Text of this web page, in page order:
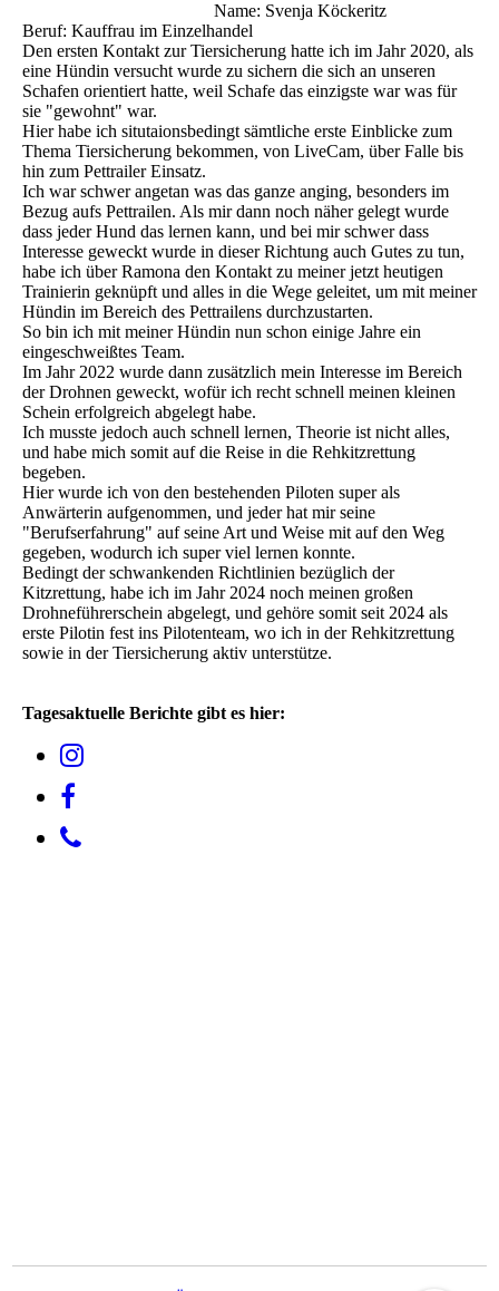
Name: Svenja Köckeritz
Beruf: Kauffrau im Einzelhandel
Den ersten Kontakt zur Tiersicherung hatte ich im Jahr 2020, als
eine Hündin versucht wurde zu sichern die sich an unseren
Schafen orientiert hatte, weil Schafe das einzigste war was für
sie "gewohnt" war.
Hier habe ich situtaionsbedingt sämtliche erste Einblicke zum
Thema Tiersicherung bekommen, von LiveCam, über Falle bis
hin zum Pettrailer Einsatz.
Ich war schwer angetan was das ganze anging, besonders im
Bezug aufs Pettrailen. Als mir dann noch näher gelegt wurde
dass jeder Hund das lernen kann, und bei mir schwer dass
Interesse geweckt wurde in dieser Richtung auch Gutes zu tun,
habe ich über Ramona den Kontakt zu meiner jetzt heutigen
Trainierin geknüpft und alles in die Wege geleitet, um mit meiner
Hündin im Bereich des Pettrailens durchzustarten.
So bin ich mit meiner Hündin nun schon einige Jahre ein
eingeschweißtes Team.
Im Jahr 2022 wurde dann zusätzlich mein Interesse im Bereich
der Drohnen geweckt, wofür ich recht schnell meinen kleinen
Schein erfolgreich abgelegt habe.
Ich musste jedoch auch schnell lernen, Theorie ist nicht alles,
und habe mich somit auf die Reise in die Rehkitzrettung
begeben.
Hier wurde ich von den bestehenden Piloten super als
Anwärterin aufgenommen, und jeder hat mir seine
"Berufserfahrung" auf seine Art und Weise mit auf den Weg
gegeben, wodurch ich super viel lernen konnte.
Bedingt der schwankenden Richtlinien bezüglich der
Kitzrettung, habe ich im Jahr 2024 noch meinen großen
Drohneführerschein abgelegt, und gehöre somit seit 2024 als
erste Pilotin fest ins Pilotenteam, wo ich in der Rehkitzrettung
sowie in der Tiersicherung aktiv unterstütze.
Tagesaktuelle Berichte gibt es hier: